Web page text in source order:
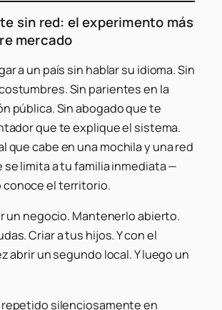
sin red: el experimento más
mercado
a un país sin hablar su idioma. Sin
Sin parientes en la
pública. Sin abogado que te
que te explique el sistema.
que cabe en una mochila y una red
se limita a tu familia inmediata —
conoce el territorio.
un negocio. Mantenerlo abierto.
Criar a tus hijos. Y con el
abrir un segundo local. Y luego un
repetido silenciosamente en